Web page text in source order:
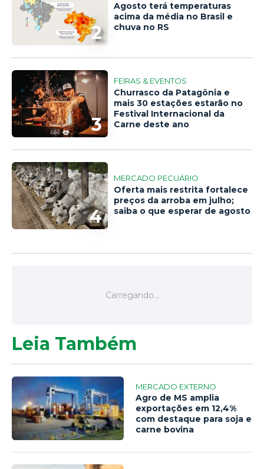
2
Agosto terá temperaturas
acima da média no Brasil e
chuva no RS
3
FEIRAS & EVENTOS
Churrasco da Patagônia e
mais 30 estações estarão no
Festival Internacional da
Carne deste ano
4
MERCADO PECUÁRIO
Oferta mais restrita fortalece
preços da arroba em julho;
saiba o que esperar de agosto
Leia Também
MERCADO EXTERNO
Agro de MS amplia
exportações em 12,4%
com destaque para soja e
carne bovina